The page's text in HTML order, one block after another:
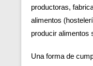
productoras,
alimentos
producir alimentos
Una forma de